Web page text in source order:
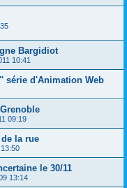
Bargidiot
10:41
série d'Animation Web
09:19
la rue
le 30/11
13:14